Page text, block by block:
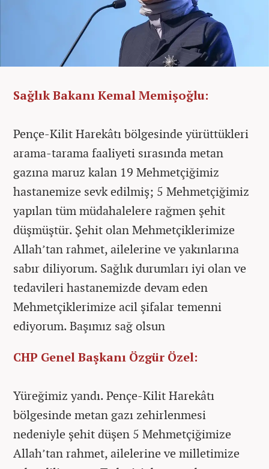
Sağlık Bakanı Kemal Memişoğlu:
Pençe-Kilit Harekâtı bölgesinde yürüttükleri
arama-tarama faaliyeti sırasında metan
gazına maruz kalan 19 Mehmetçiğimiz
hastanemize sevk edilmiş; 5 Mehmetçiğimiz
yapılan tüm müdahalelere rağmen şehit
düşmüştür. Şehit olan Mehmetçiklerimize
Allah’tan rahmet, ailelerine ve yakınlarına
sabır diliyorum. Sağlık durumları iyi olan ve
tedavileri hastanemizde devam eden
Mehmetçiklerimize acil şifalar temenni
ediyorum. Başımız sağ olsun
CHP Genel Başkanı Özgür Özel:
Yüreğimiz yandı. Pençe-Kilit Harekâtı
bölgesinde metan gazı zehirlenmesi
nedeniyle şehit düşen 5 Mehmetçiğimize
Allah’tan rahmet, ailelerine ve milletimize